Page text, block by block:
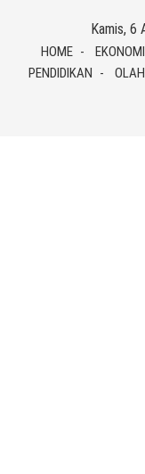
content
Kamis, 6
HOME EKONOMI
PENDIDIKAN